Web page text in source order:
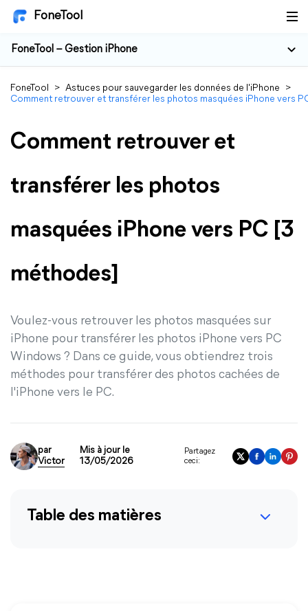
FoneTool
FoneTool – Gestion iPhone
FoneTool > Astuces pour sauvegarder les données de l'iPhone
>
Comment retrouver et transférer les photos masquées iPhone vers
Comment retrouver et
transférer les photos
masquées iPhone vers PC [3
méthodes]
Voulez-vous retrouver les photos masquées sur
iPhone pour transférer les photos iPhone vers PC
Windows ? Dans ce guide, vous obtiendrez trois
méthodes pour transférer des photos cachées de
l'iPhone vers le PC.
par
Victor
Mis à jour le
13/05/2026
Partagez
ceci:
Table des matières